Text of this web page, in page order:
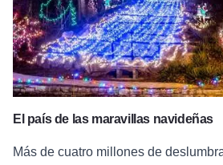
El país de las maravillas navideñas
Más de cuatro millones de